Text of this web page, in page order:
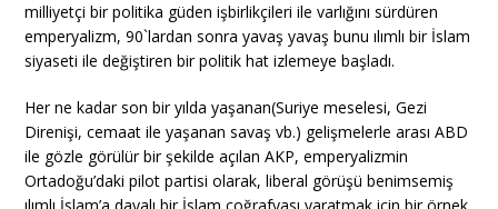
milliyetçi bir politika güden işbirlikçileri ile varlığını sürdüren
emperyalizm, 90`lardan sonra yavaş yavaş bunu ılımlı bir İslam
siyaseti ile değiştiren bir politik hat izlemeye başladı.
Her ne kadar son bir yılda yaşanan(Suriye meselesi, Gezi
Direnişi, cemaat ile yaşanan savaş vb.) gelişmelerle arası ABD
ile gözle görülür bir şekilde açılan AKP, emperyalizmin
Ortadoğu’daki pilot partisi olarak, liberal görüşü benimsemiş